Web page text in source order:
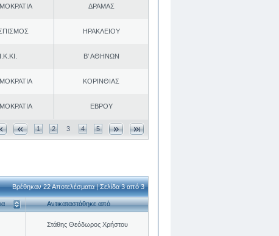
ΔΡΑΜΑΣ
ΗΡΑΚΛΕΙΟΥ
Β' ΑΘΗΝΩΝ
ΚΟΡΙΝΘΙΑΣ
ΕΒΡΟΥ
1 2 3 4 5
Βρέθηκαν 22 Αποτελέσματα | Σελίδα 3 από 3
Αντικαταστάθηκε από
Στάθης Θεόδωρος Χρήστου